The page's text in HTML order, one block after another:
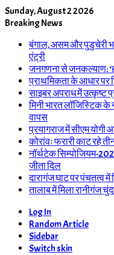
Sunday, August 2 2026
Breaking News
बंगाल, असम और पुडुचेरी
एंट्री
जनगणना से जनकल्याण:
प्राथमिकता के आधार पर
साइबर अपराध में उत्कृष्ट
मिनी भारत लॉजिस्टिक
वापस
प्रयागराज में सीएम योगी
कोरांवः फरारी काट रहे
नॉर्थटेक सिम्पोजियम-
जीता दिल
दारागंज घाट पर पंचतत्व में
तालाब में मिला रानीगंज
Log In
Random Article
Sidebar
Switch skin